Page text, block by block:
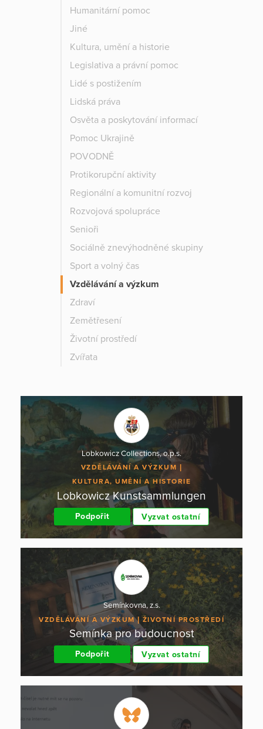
Humanitární pomoc
Jiné
Kultura, umění a historie
Legislativa a právní pomoc
Lidé s postižením
Lidská práva
Osvěta a poskytování informací
Pomoc Ukrajině
POVODNĚ
Protikorupční aktivity
Regionální a komunitní rozvoj
Rozvojová spolupráce
Senioři
Sociálně znevýhodněné skupiny
Sport a volný čas
Vzdělávání a výzkum
Zdraví
Zemětřesení
Životní prostředí
Zvířata
Lobkowicz Collections, o.p.s.
VZDĚLÁVÁNÍ A VÝZKUM
KULTURA, UMĚNÍ A HISTORIE
Lobkowicz Kunstsammlungen
Podpořit Vyzvat ostatní
Semínkovna, z.s.
VZDĚLÁVÁNÍ A VÝZKUM ŽIVOTNÍ PROSTŘEDÍ
Semínka pro budoucnost
Podpořit Vyzvat ostatní